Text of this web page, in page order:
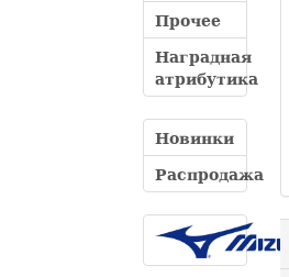
Прочее
Наградная
атрибутика
Новинки
Распродажа